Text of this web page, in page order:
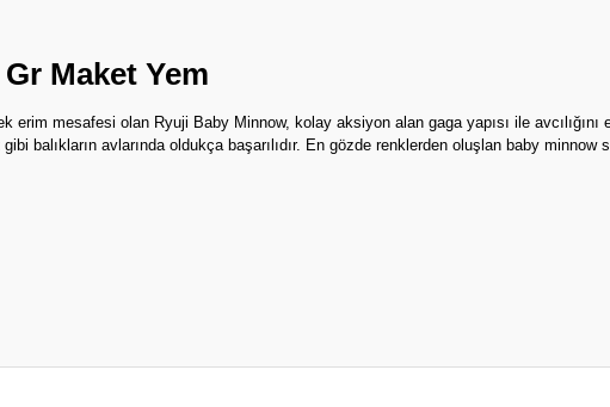
Maket Yem
erim mesafesi olan Ryuji Baby Minnow, kolay aksiyon alan gaga yapısı ile avcılığını
balıkların avlarında oldukça başarılıdır. En gözde renklerden oluşlan baby